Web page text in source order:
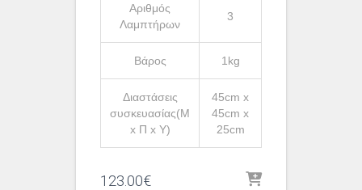
Αριθμός
Λαμπτήρων
3
Βάρος 1kg
Διαστάσεις
συσκευασίας(Μ
x Π x Υ)
45cm x
45cm x
25cm
123.00€